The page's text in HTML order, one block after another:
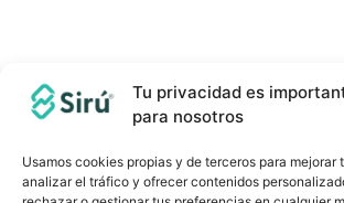
Tu privacidad es
para nosotros
Usamos cookies propias y de terceros para mejorar
analizar el tráfico y ofrecer contenidos